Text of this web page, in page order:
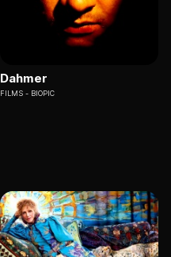
Dahmer
FILMS BIOPIC